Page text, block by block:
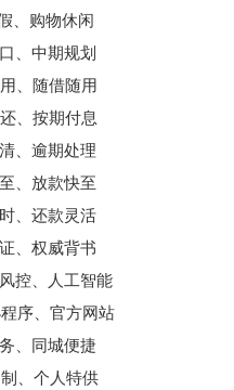
、购物休闲
、中期规划
、随借随用
、按期付息
、逾期处理
、放款快至
、还款灵活
、权威背书
控、人工智能
序、官方网站
、同城便捷
、个人特供